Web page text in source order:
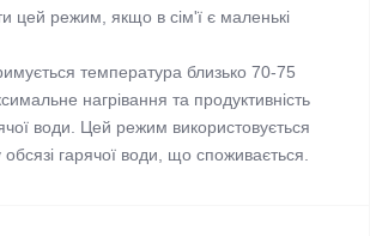
цей режим, якщо в сім'ї є маленькі
температура близько 70-75
нагрівання та продуктивність
води. Цей режим використовується
гарячої води, що споживається.